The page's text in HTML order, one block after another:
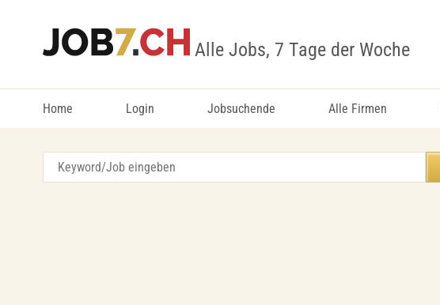
Alle Jobs, 7 Tage der Woche
Home Login Jobsuchende Alle Firmen